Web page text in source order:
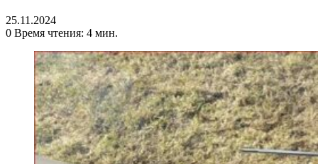
25.11.2024
0 Время чтения: 4 мин.